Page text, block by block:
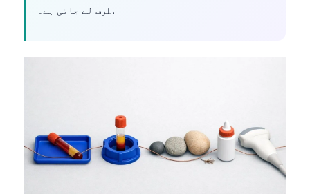
طرف لے جاتی ہے۔.
پښتو
سنڌي